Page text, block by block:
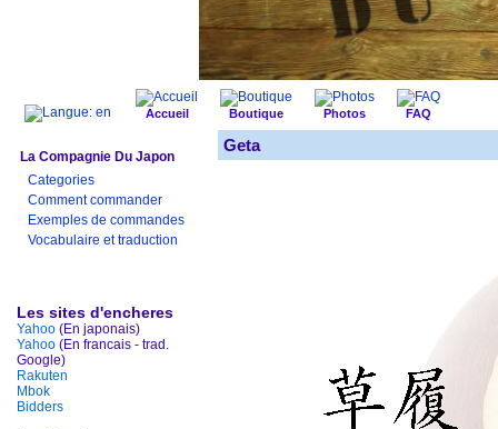
Accueil Boutique Photos FAQ
La Compagnie Du Japon
Categories
Comment commander
Exemples de commandes
Vocabulaire et traduction
Les sites d'encheres
Yahoo (En japonais)
Yahoo (En francais - trad.
Google)
Rakuten
Mbok
Bidders
Geta